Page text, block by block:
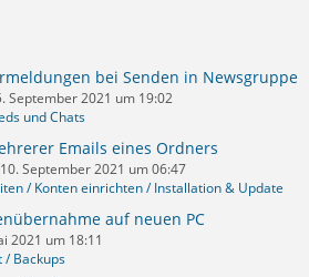
bei Senden in Newsgruppe
September 2021 um 19:02
und Chats
Emails eines Ordners
10. September 2021 um 06:47
/ Konten einrichten / Installation & Update
auf neuen PC
2021 um 18:11
Backups